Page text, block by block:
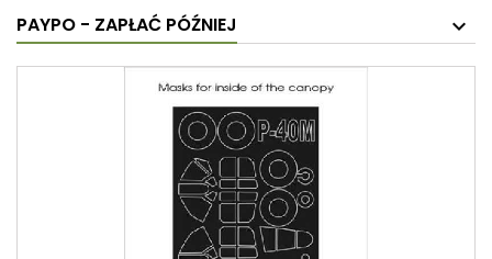
PAYPO - ZAPŁAĆ PÓŹNIEJ